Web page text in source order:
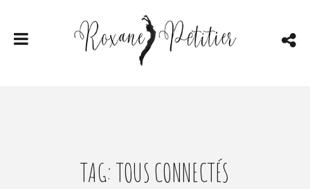
TAG: TOUS CONNECTÉS